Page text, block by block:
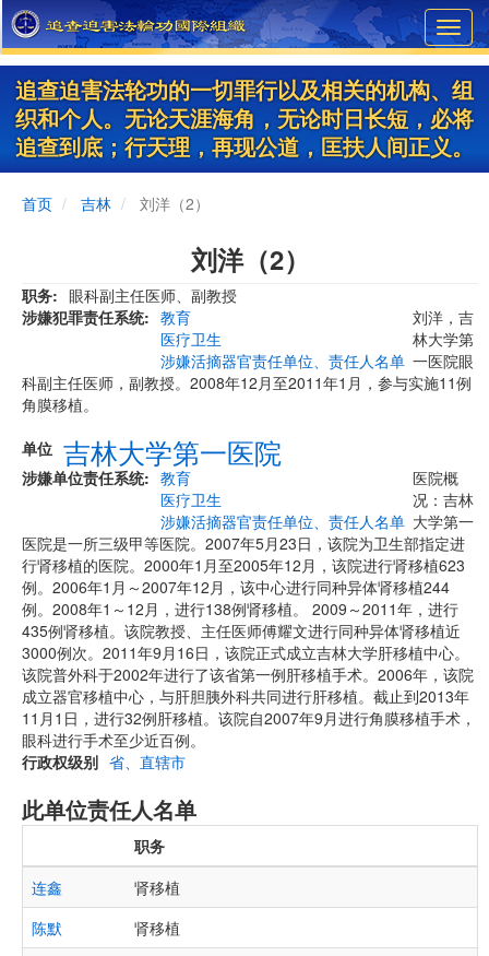
Skip
to
main
content
追查迫害法轮功的一切罪行以及相关的机构、组
织和个人。无论天涯海角，无论时日长短，必将
追查到底；行天理，再现公道，匡扶人间正义。
首页 吉林 刘洋（2）
刘洋（2）
职务
眼科副主任医师、副教授
涉嫌犯罪责任系统
教育
医疗卫生
涉嫌活摘器官责任单位、责任人名单
刘洋，吉
林大学第
一医院眼
科副主任医师，副教授。2008年12月至2011年1月，参与实施11例
角膜移植。
单位 吉林大学第一医院
涉嫌单位责任系统
教育
医疗卫生
涉嫌活摘器官责任单位、责任人名单
医院概
况：吉林
大学第一
医院是一所三级甲等医院。2007年5月23日，该院为卫生部指定进
行肾移植的医院。2000年1月至2005年12月，该院进行肾移植623
例。2006年1月～2007年12月，该中心进行同种异体肾移植244
例。2008年1～12月，进行138例肾移植。 2009～2011年，进行
435例肾移植。该院教授、主任医师傅耀文进行同种异体肾移植近
3000例次。2011年9月16日，该院正式成立吉林大学肝移植中心。
该院普外科于2002年进行了该省第一例肝移植手术。2006年，该院
成立器官移植中心，与肝胆胰外科共同进行肝移植。截止到2013年
11月1日，进行32例肝移植。该院自2007年9月进行角膜移植手术，
眼科进行手术至少近百例。
行政权级别 省、直辖市
此单位责任人名单
职务
连鑫
肾移植
陈默
肾移植